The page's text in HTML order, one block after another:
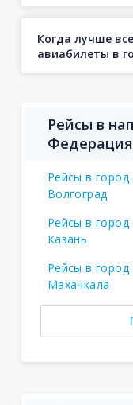
Когда лучше
авиабилеты в
Рейсы в
Федерация
Рейсы в город
Волгоград
Рейсы в город
Казань
Рейсы в город
Махачкала